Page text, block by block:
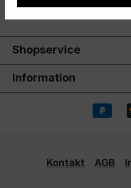
Shopservice
Information
Kontakt AGB